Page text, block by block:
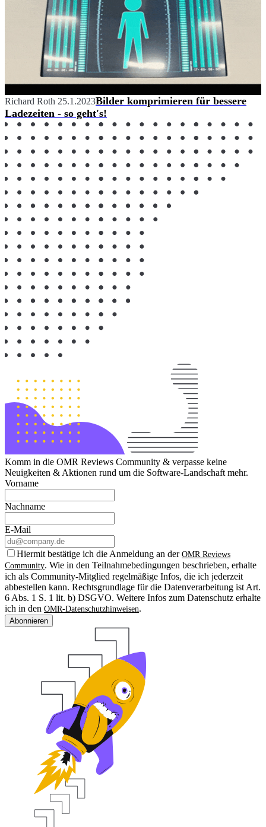
Richard Roth 25.1.2023Bilder komprimieren für bessere
Ladezeiten - so geht's!
Komm in die OMR Reviews Community & verpasse keine
Neuigkeiten & Aktionen rund um die Software-Landschaft mehr.
Vorname
Nachname
E-Mail
Hiermit bestätige ich die Anmeldung an der OMR Reviews
Community. Wie in den Teilnahmebedingungen beschrieben, erhalte
ich als Community-Mitglied regelmäßige Infos, die ich jederzeit
abbestellen kann. Rechtsgrundlage für die Datenverarbeitung ist Art.
6 Abs. 1 S. 1 lit. b) DSGVO. Weitere Infos zum Datenschutz erhalte
ich in den OMR-Datenschutzhinweisen.
Abonnieren